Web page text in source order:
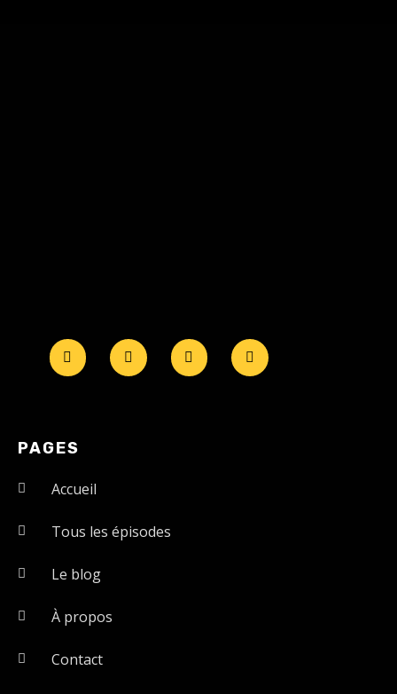
PAGES
Accueil
Tous les épisodes
Le blog
À propos
Contact